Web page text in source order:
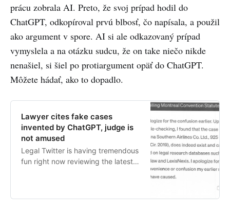
prácu zobrala AI. Preto, že svoj prípad hodil do
ChatGPT, odkopíroval prvú blbosť, čo napísala, a použil
ako argument v spore. AI si ale odkazovaný prípad
vymyslela a na otázku sudcu, že on take niečo nikde
nenašiel, si šiel po protiargument opäť do ChatGPT.
Môžete hádať, ako to dopadlo.
Lawyer cites fake cases
invented by ChatGPT, judge is
not amused
Legal Twitter is having tremendous
fun right now reviewing the latest